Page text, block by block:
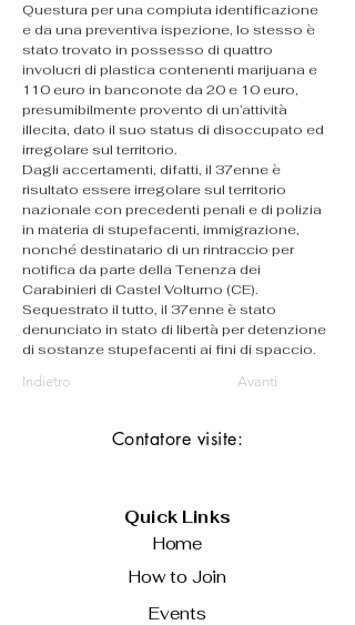
Questura per una compiuta identificazione
e da una preventiva ispezione, lo stesso è
stato trovato in possesso di quattro
involucri di plastica contenenti marijuana e
110 euro in banconote da 20 e 10 euro,
presumibilmente provento di un’attività
illecita, dato il suo status di disoccupato ed
irregolare sul territorio.
Dagli accertamenti, difatti, il 37enne è
risultato essere irregolare sul territorio
nazionale con precedenti penali e di polizia
in materia di stupefacenti, immigrazione,
nonché destinatario di un rintraccio per
notifica da parte della Tenenza dei
Carabinieri di Castel Volturno (CE).
Sequestrato il tutto, il 37enne è stato
denunciato in stato di libertà per detenzione
di sostanze stupefacenti ai fini di spaccio.
Indietro Avanti
Contatore visite:
Quick Links
Home
How to Join
Events